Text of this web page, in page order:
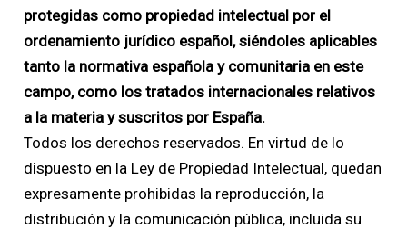
protegidas como propiedad intelectual por el
ordenamiento jurídico español, siéndoles aplicables
tanto la normativa española y comunitaria en este
campo, como los tratados internacionales relativos
a la materia y suscritos por España.
Todos los derechos reservados. En virtud de lo
dispuesto en la Ley de Propiedad Intelectual, quedan
expresamente prohibidas la reproducción, la
distribución y la comunicación pública, incluida su